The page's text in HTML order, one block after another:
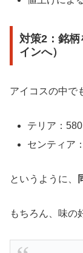
対策2：銘柄
インへ）
アイコスの中で
テリア：580
センティア
というように、
もちろん、味の